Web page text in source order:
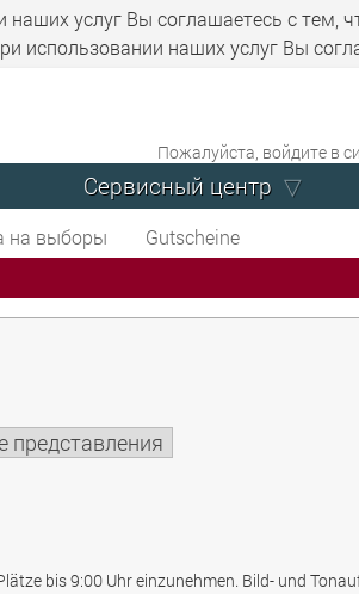
услуг Вы соглашаетесь с тем,
использовании наших услуг Вы
Пожалуйста, войдите в
Сервисный центр
на выборы
Gutscheine
представления
bis 9:00 Uhr einzunehmen. Bild- und